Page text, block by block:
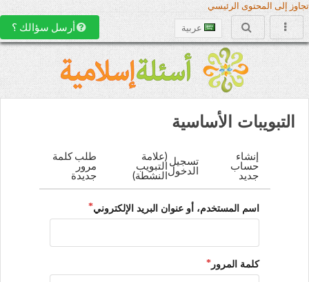
تجاوز إلى المحتوى الرئيسي
عربية أرسل سؤالك ؟
التبويبات الأساسية
إنشاء
حساب
جديد
تسجيل
الدخول
(علامة
التبويب
النشطة)
طلب كلمة
مرور
جديدة
اسم المستخدم، أو عنوان البريد الإلكتروني
كلمة المرور